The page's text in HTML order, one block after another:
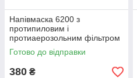
Напівмаска 6200 з
протипиловим і
протиаерозольним фільтром
6091
Готово до відправки
380 ₴